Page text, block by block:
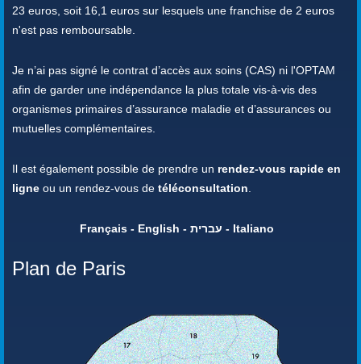
23 euros, soit 16,1 euros sur lesquels une franchise de 2 euros
n'est pas remboursable.
Je n’ai pas signé le contrat d’accès aux soins (CAS) ni l'OPTAM
afin de garder une indépendance la plus totale vis-à-vis des
organismes primaires d’assurance maladie et d’assurances ou
mutuelles complémentaires.
Il est également possible de prendre un rendez-vous rapide en
ligne ou un rendez-vous de téléconsultation.
Français - English - עברית - Italiano
Plan de Paris